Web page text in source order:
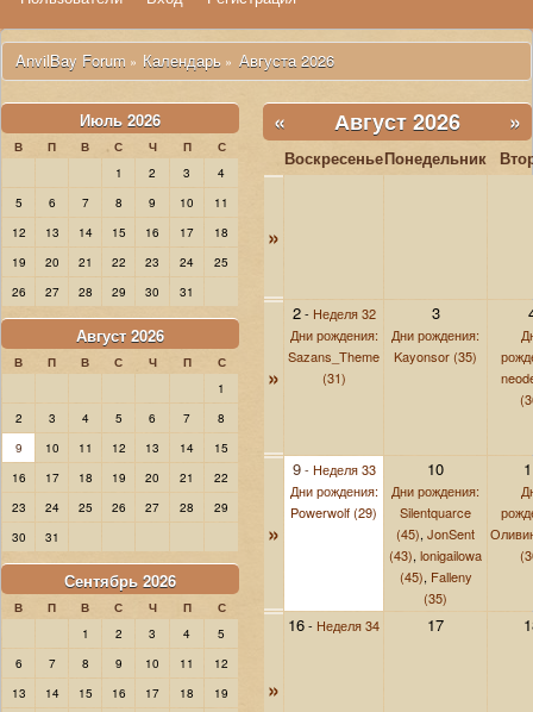
AnvilBay Forum » Календарь » Августа 2026
Июль 2026
В П В С Ч П
С
1
2 3
4
5
6 7 8 9 10
11
12
13 14 15 16 17
18
19
20 21 22 23 24
25
26
27 28 29 30 31
Август 2026
В П В С Ч П
С
1
2
3 4 5 6 7
8
9
10 11 12 13 14
15
16
17 18 19 20 21
22
23
24 25 26 27 28
29
30
31
Сентябрь 2026
В П В С Ч П
С
1
2 3 4
5
6
7 8 9 10 11
12
13
14 15 16 17 18
19
« »
Август 2026
ВоскресеньеПонедельник
»
»
2- Неделя 32
Дни рождения:
Sazans_Theme
(31)
3
Дни рождения:
Kayonsor (35)
»
9- Неделя 33
Дни рождения:
Powerwolf (29)
10
Дни рождения:
Silentquarce
(45), JonSent
(43), lonigailowa
(45), Falleny
(35)
»
16- Неделя 34 17